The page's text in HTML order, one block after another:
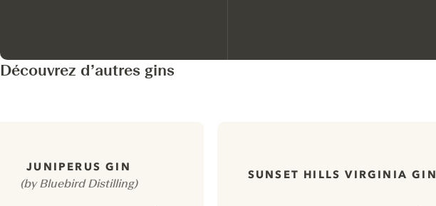
Découvrez d’autres gins
JUNIPERUS GIN
(by Bluebird Distilling)
SUNSET HILLS VIRGINIA GIN